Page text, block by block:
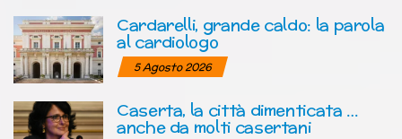
Cardarelli, grande caldo: la parola
al cardiologo
5 Agosto 2026
Caserta, la città dimenticata …
anche da molti casertani